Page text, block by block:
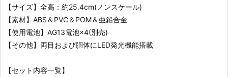
【サイズ】全高：約25.4cm(ノンスケール)
【素材】ABS＆PVC＆POM＆亜鉛合金
【使用電池】AG13電池×4(別売)
【その他】両目および胴体にLED発光機能搭載
【セット内容一覧】